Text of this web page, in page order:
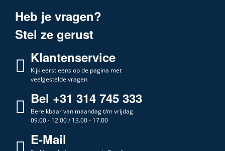
Heb je vragen?
Stel ze gerust
Klantenservice
Kijk eerst eens op de pagina met
veelgestelde vragen
Bel +31 314 745 333
Bereikbaar van maandag t/m vrijdag
09.00 - 12.00 / 13.00 - 17.00
E-Mail